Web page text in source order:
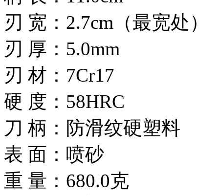
刃 宽：2.7cm（最宽处）
刃 厚：5.0mm
刃 材：7Cr17
硬 度：58HRC
刀 柄：防滑纹硬塑料
表 面：喷砂
重 量：680.0克